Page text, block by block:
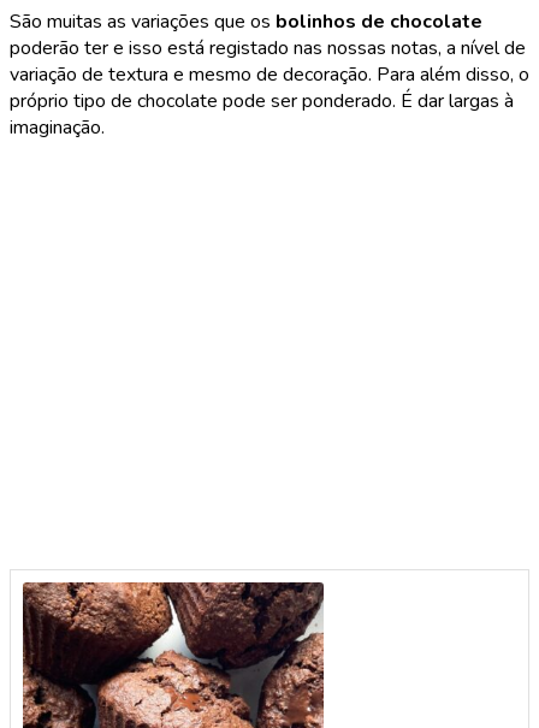
São muitas as variações que os bolinhos de chocolate
poderão ter e isso está registado nas nossas notas, a nível de
variação de textura e mesmo de decoração. Para além disso, o
próprio tipo de chocolate pode ser ponderado. É dar largas à
imaginação.